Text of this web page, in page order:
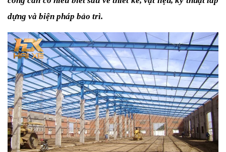
dựng và biện pháp bảo trì.